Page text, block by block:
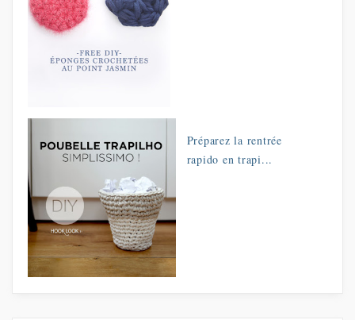
Préparez la rentrée
rapido en trapi...